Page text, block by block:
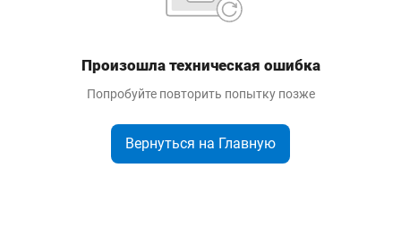
Произошла техническая ошибка
Попробуйте повторить попытку позже
Вернуться на Главную